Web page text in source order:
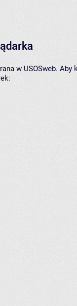
w USOSweb.